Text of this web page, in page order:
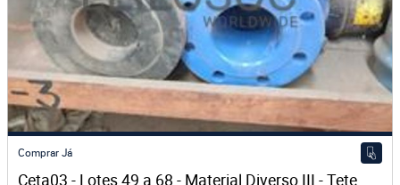
Comprar Já
Ceta03 - Lotes 49 a 68 - Material Diverso III - Tete